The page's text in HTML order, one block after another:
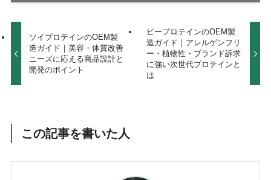
ソイプロテインのOEM製
造ガイド｜美容・体質改善
ニーズに応える商品設計と
開発のポイント
ピープロテインのOEM製
造ガイド｜アレルゲンフリ
ー・植物性・ブランド訴求
に強い次世代プロテインと
は
この記事を書いた人